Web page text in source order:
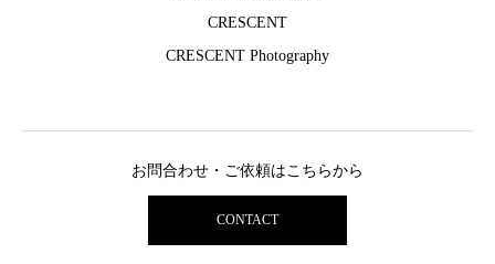
CRESCENT
CRESCENT Photography
お問合わせ・ご依頼はこちらから
CONTACT